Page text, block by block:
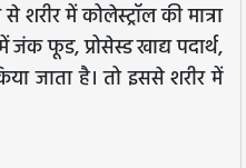
शरीर में कोलेस्ट्रॉल की मात्रा
फूड, प्रोसेस्ड खाद्य पदार्थ,
जाता है। तो इससे शरीर में